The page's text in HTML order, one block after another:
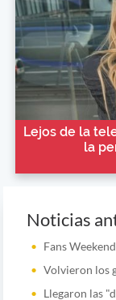
Lejos de la
la
Noticias
Fans
Volvieron los
Llegaron las